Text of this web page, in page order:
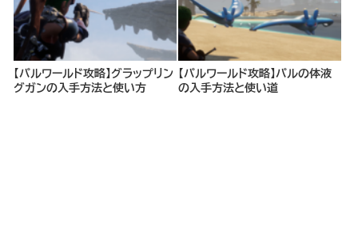
【パルワールド攻略】グラップリン
グガンの入手方法と使い方
【パルワールド攻略】パルの体液
の入手方法と使い道